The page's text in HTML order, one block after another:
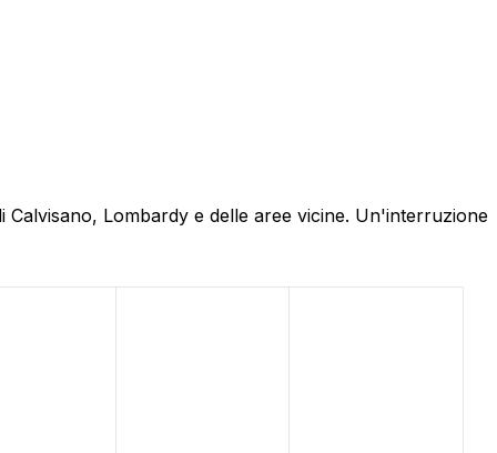
Lombardy e delle aree vicine. Un'interruzione